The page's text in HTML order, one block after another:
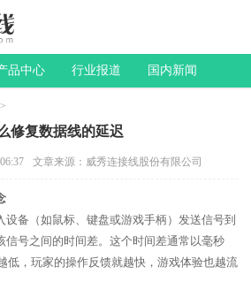
品中心 行业报道 国内新闻
>
修复数据线的延迟
文章来源：威秀连接线股份有限公司
设备（如鼠标、键盘或游戏手柄）发送信号到
信号之间的时间差。这个时间差通常以毫秒
低，玩家的操作反馈就越快，游戏体验也越流